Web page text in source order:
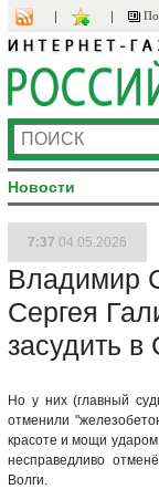
Новости
7:37 04.05.2026
Владимир
Сергея
засудить
Но у них (главный
отменили
красоте и мощи
несправедливо
Волги.